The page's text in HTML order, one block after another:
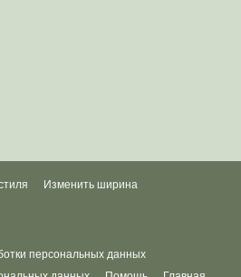
Изменить ширина
персональных данных